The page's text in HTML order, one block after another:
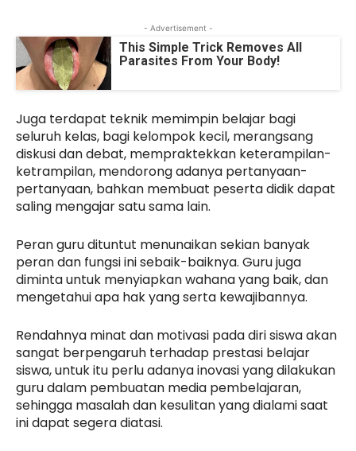
- Advertisement -
This Simple Trick Removes All
Parasites From Your Body!
Juga terdapat teknik memimpin belajar bagi
seluruh kelas, bagi kelompok kecil, merangsang
diskusi dan debat, mempraktekkan keterampilan-
ketrampilan, mendorong adanya pertanyaan-
pertanyaan, bahkan membuat peserta didik dapat
saling mengajar satu sama lain.
Peran guru dituntut menunaikan sekian banyak
peran dan fungsi ini sebaik-baiknya. Guru juga
diminta untuk menyiapkan wahana yang baik, dan
mengetahui apa hak yang serta kewajibannya.
Rendahnya minat dan motivasi pada diri siswa akan
sangat berpengaruh terhadap prestasi belajar
siswa, untuk itu perlu adanya inovasi yang dilakukan
guru dalam pembuatan media pembelajaran,
sehingga masalah dan kesulitan yang dialami saat
ini dapat segera diatasi.